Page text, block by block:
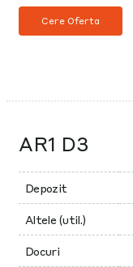
Cere Oferta
AR1 D3
Depozit
Altele (util.)
Docuri